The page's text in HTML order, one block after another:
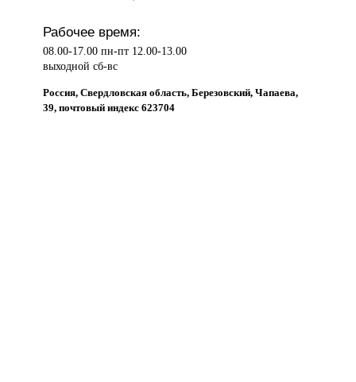
Рабочее время:
08.00-17.00 пн-пт 12.00-13.00
выходной сб-вс
Россия, Свердловская область, Березовский, Чапаева,
39, почтовый индекс 623704